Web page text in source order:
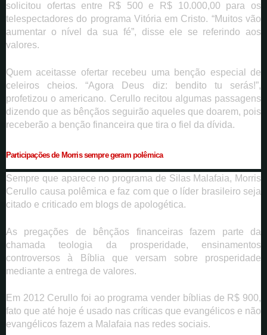
solicitou ofertas entre R$ 500 e R$ 10.000,00 para os
telespectadores do programa Vitória em Cristo. “Muitos vão
aumentar o nível da sua fé”, disse ele se referindo aos
valores.
Quem aceitasse ofertar recebeu uma benção especial de
celeiros cheios. “Agora Deus diz: bendito tu serás!”,
profetizou o americano. Cerullo recitou algumas passagens
dizendo que as bênçãos seguirão aqueles que doarem, pois
receberão a benção financeira que tira o fiel da dívida.
Participações de Morris sempre geram polêmica
Sempre que aparece no programa de Silas Malafaia, Morris
Cerullo causa polêmica e faz com que o líder brasileiro seja
citado e criticado em blogs de apologética.
As pregações de bênçãos financeiras fazem parte da
chamada teologia da prosperidade, ensinamentos
controversos à Bíblia que versam sobre prosperidade
mediante a entrega de valores.
Em 2012 Cerullo foi ao programa vender bíblias de R$ 900,
fato que até hoje é usado nas críticas que evangélicos e não
evangélicos fazem a Malafaia nas redes sociais.